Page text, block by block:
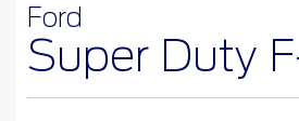
Ford
Super Duty